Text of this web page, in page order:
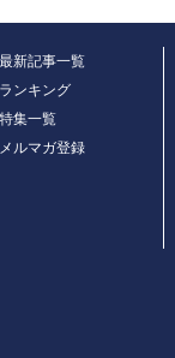
最新記事一覧
ランキング
特集一覧
メルマガ登録